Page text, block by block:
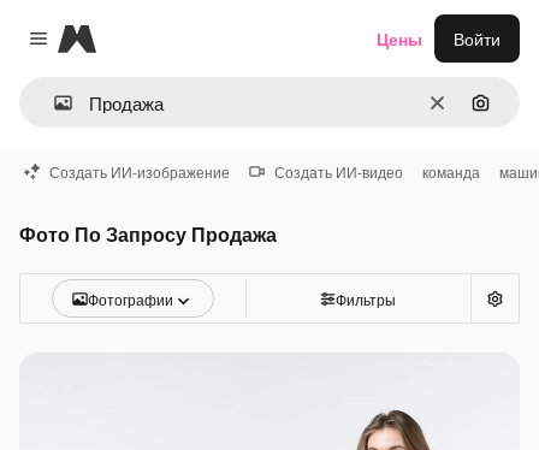
Close menu
Magnific
ОчиститьПоиск
Цены Войти
Создать ИИ-изображение Создать ИИ-видео команда
Фото По Запросу Продажа
Фотографии Фильтры